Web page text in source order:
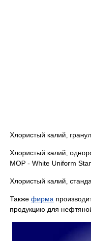
Хлористый калий,
Хлористый калий,
MOP - White Uniform
Хлористый калий,
Также фирма
продукцию для